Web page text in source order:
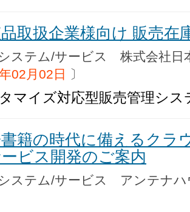
取扱企業様向け 販売在
システム/サービス 株式会社
02月02日
〕
マイズ対応型販売管理シス
籍の時代に備えるクラ
ビス開発のご案内
システム/サービス アンテナ